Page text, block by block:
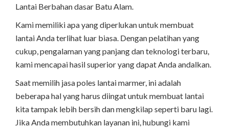
Lantai Berbahan dasar Batu Alam.
Kami memiliki apa yang diperlukan untuk membuat
lantai Anda terlihat luar biasa. Dengan pelatihan yang
cukup, pengalaman yang panjang dan teknologi terbaru,
kami mencapai hasil superior yang dapat Anda andalkan.
Saat memilih jasa poles lantai marmer, ini adalah
beberapa hal yang harus diingat untuk membuat lantai
kita tampak lebih bersih dan mengkilap seperti baru lagi.
Jika Anda membutuhkan layanan ini, hubungi kami